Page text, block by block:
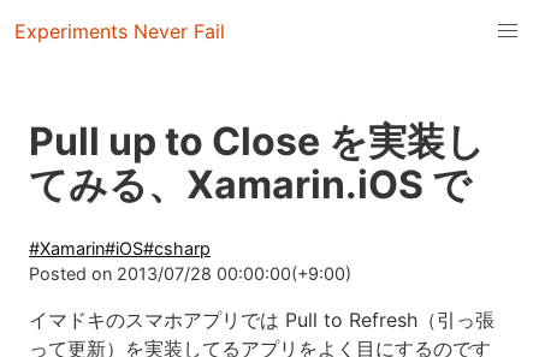
Experiments Never Fail
Pull up to Close を実装し
てみる、Xamarin.iOS で
#Xamarin#iOS#csharp
Posted on 2013/07/28 00:00:00(+9:00)
イマドキのスマホアプリでは Pull to Refresh（引っ張
って更新）を実装してるアプリをよく目にするのです